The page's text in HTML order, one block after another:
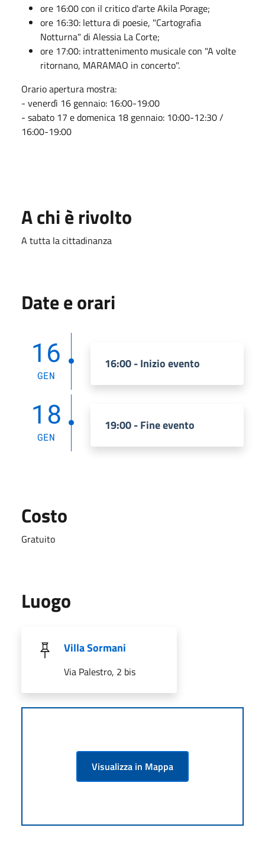
ore 16:00 con il critico d'arte Akila Porage;
ore 16:30: lettura di poesie, "Cartografia
Notturna" di Alessia La Corte;
ore 17:00: intrattenimento musicale con "A volte
ritornano, MARAMAO in concerto".
Orario apertura mostra:
- venerdì 16 gennaio: 16:00-19:00
- sabato 17 e domenica 18 gennaio: 10:00-12:30 /
16:00-19:00
A chi è rivolto
A tutta la cittadinanza
Date e orari
16
GEN
16:00 - Inizio evento
18
GEN
19:00 - Fine evento
Costo
Gratuito
Luogo
Villa Sormani
Via Palestro, 2 bis
Visualizza in Mappa